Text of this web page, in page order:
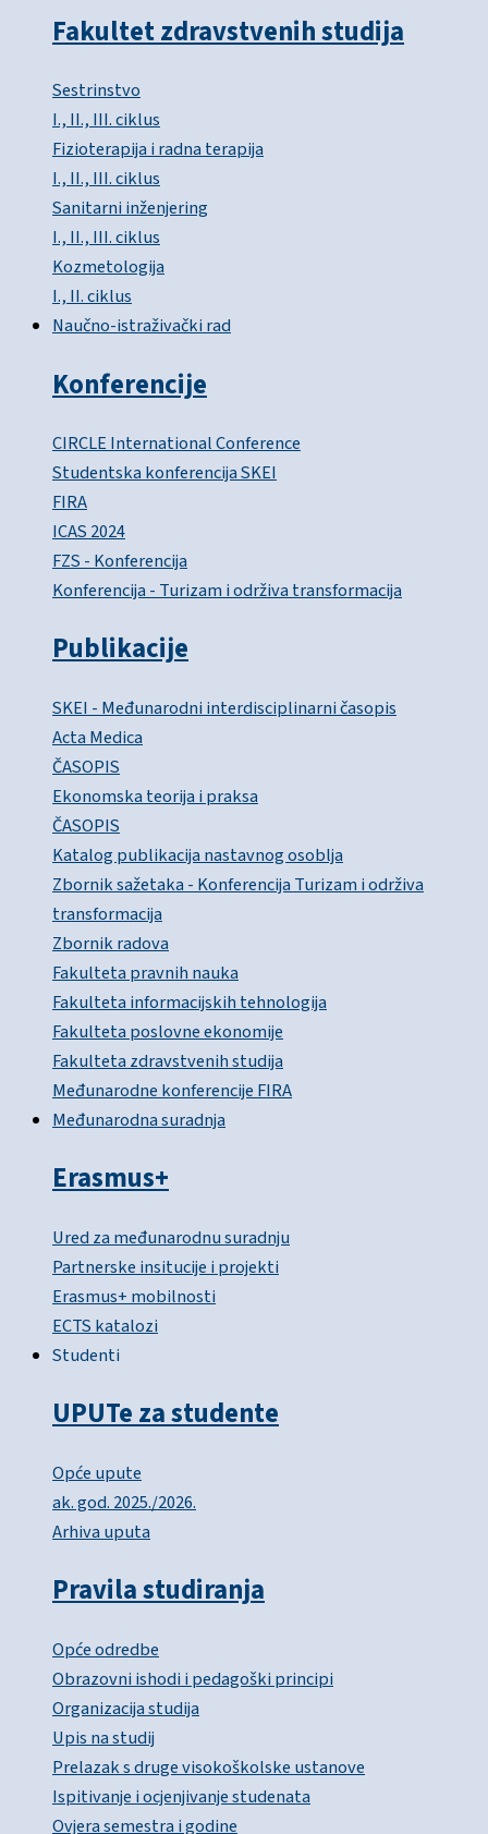
Fakultet zdravstvenih studija
Sestrinstvo
I., II., III. ciklus
Fizioterapija i radna terapija
I., II., III. ciklus
Sanitarni inženjering
I., II., III. ciklus
Kozmetologija
I., II. ciklus
Naučno-istraživački rad
Konferencije
CIRCLE International Conference
Studentska konferencija SKEI
FIRA
ICAS 2024
FZS - Konferencija
Konferencija - Turizam i održiva transformacija
Publikacije
SKEI - Međunarodni interdisciplinarni časopis
Acta Medica
ČASOPIS
Ekonomska teorija i praksa
ČASOPIS
Katalog publikacija nastavnog osoblja
Zbornik sažetaka - Konferencija Turizam i održiva
transformacija
Zbornik radova
Fakulteta pravnih nauka
Fakulteta informacijskih tehnologija
Fakulteta poslovne ekonomije
Fakulteta zdravstvenih studija
Međunarodne konferencije FIRA
Međunarodna suradnja
Erasmus+
Ured za međunarodnu suradnju
Partnerske insitucije i projekti
Erasmus+ mobilnosti
ECTS katalozi
Studenti
UPUTe za studente
Opće upute
ak. god. 2025./2026.
Arhiva uputa
Pravila studiranja
Opće odredbe
Obrazovni ishodi i pedagoški principi
Organizacija studija
Upis na studij
Prelazak s druge visokoškolske ustanove
Ispitivanje i ocjenjivanje studenata
Ovjera semestra i godine